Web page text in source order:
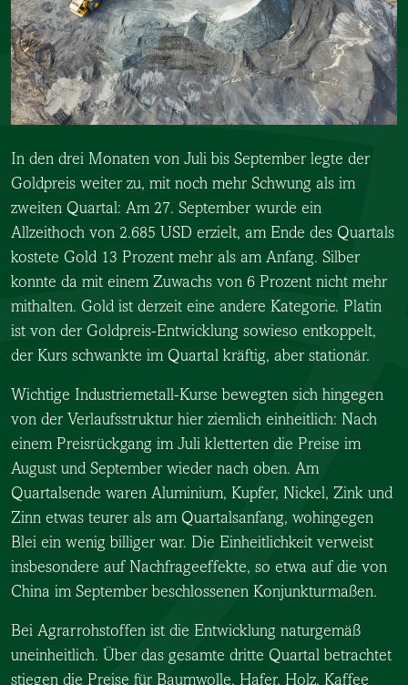
In den drei Monaten von Juli bis September legte der
Goldpreis weiter zu, mit noch mehr Schwung als im
zweiten Quartal: Am 27. September wurde ein
Allzeithoch von 2.685 USD erzielt, am Ende des Quartals
kostete Gold 13 Prozent mehr als am Anfang. Silber
konnte da mit einem Zuwachs von 6 Prozent nicht mehr
mithalten. Gold ist derzeit eine andere Kategorie. Platin
ist von der Goldpreis-Entwicklung sowieso entkoppelt,
der Kurs schwankte im Quartal kräftig, aber stationär.
Wichtige Industriemetall-Kurse bewegten sich hingegen
von der Verlaufsstruktur hier ziemlich einheitlich: Nach
einem Preisrückgang im Juli kletterten die Preise im
August und September wieder nach oben. Am
Quartalsende waren Aluminium, Kupfer, Nickel, Zink und
Zinn etwas teurer als am Quartalsanfang, wohingegen
Blei ein wenig billiger war. Die Einheitlichkeit verweist
insbesondere auf Nachfrageeffekte, so etwa auf die von
China im September beschlossenen Konjunkturmaßen.
Bei Agrarrohstoffen ist die Entwicklung naturgemäß
uneinheitlich. Über das gesamte dritte Quartal betrachtet
stiegen die Preise für Baumwolle, Hafer, Holz, Kaffee